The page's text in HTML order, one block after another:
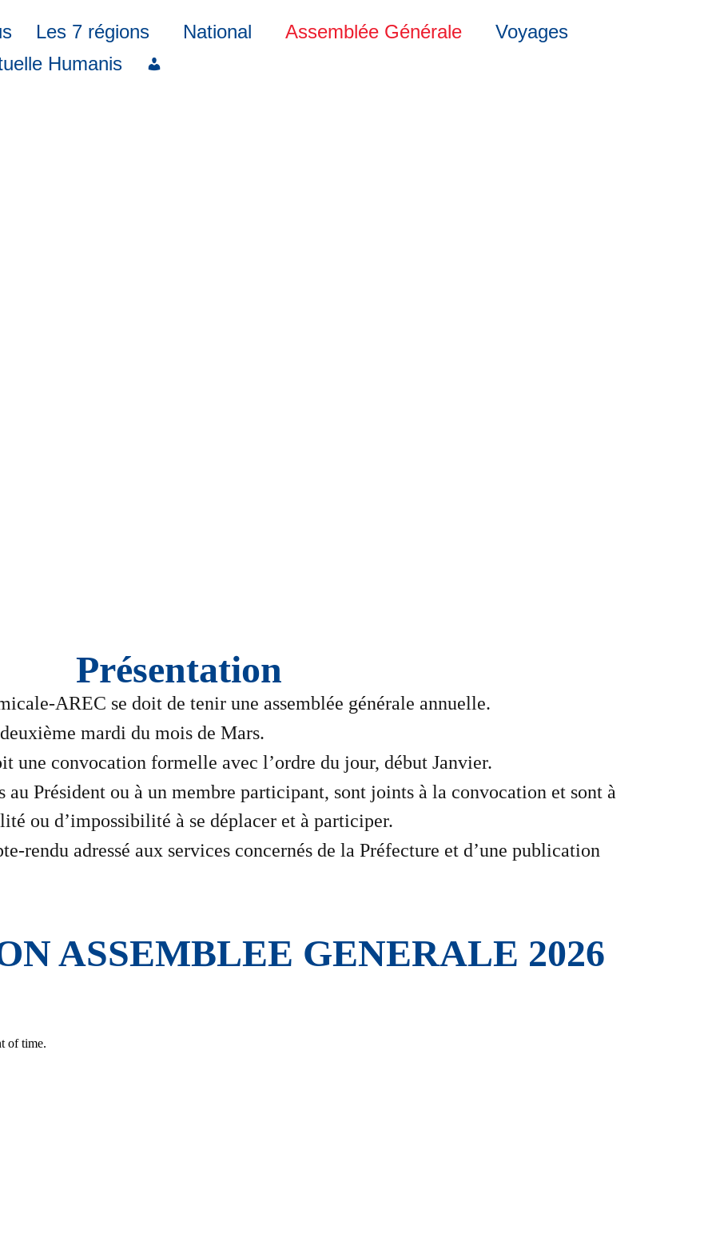
Les 7 régions National Assemblée Générale
Voyages
Humanis
Présentation
AREC se doit de tenir une assemblée générale annuelle.
mardi du mois de Mars.
une convocation formelle avec l’ordre du jour, début Janvier.
Président ou à un membre participant, sont joints à la convocation et sont à
ou d’impossibilité à se déplacer et à participer.
rendu adressé aux services concernés de la Préfecture et d’une publication
ASSEMBLEE GENERALE 2026